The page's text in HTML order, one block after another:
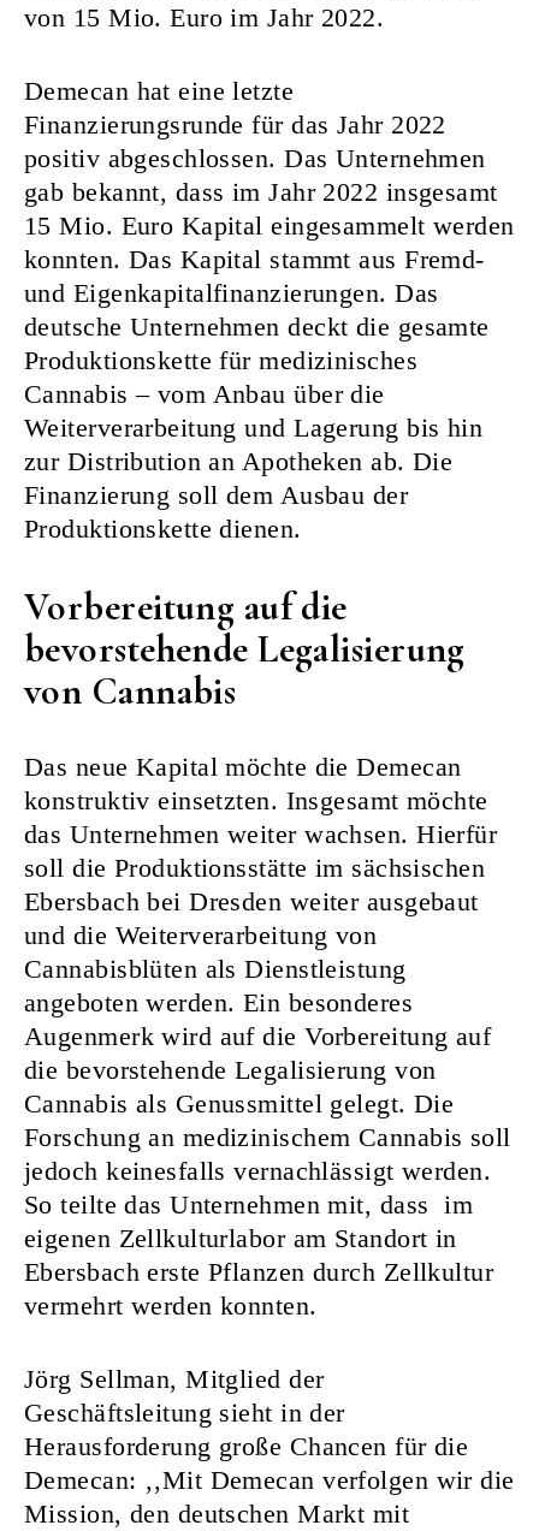
von 15 Mio. Euro im Jahr 2022.
Demecan hat eine letzte
Finanzierungsrunde für das Jahr 2022
positiv abgeschlossen. Das Unternehmen
gab bekannt, dass im Jahr 2022 insgesamt
15 Mio. Euro Kapital eingesammelt werden
konnten. Das Kapital stammt aus Fremd-
und Eigenkapitalfinanzierungen. Das
deutsche Unternehmen deckt die gesamte
Produktionskette für medizinisches
Cannabis – vom Anbau über die
Weiterverarbeitung und Lagerung bis hin
zur Distribution an Apotheken ab. Die
Finanzierung soll dem Ausbau der
Produktionskette dienen.
Vorbereitung auf die
bevorstehende Legalisierung
von Cannabis
Das neue Kapital möchte die Demecan
konstruktiv einsetzten. Insgesamt möchte
das Unternehmen weiter wachsen. Hierfür
soll die Produktionsstätte im sächsischen
Ebersbach bei Dresden weiter ausgebaut
und die Weiterverarbeitung von
Cannabisblüten als Dienstleistung
angeboten werden. Ein besonderes
Augenmerk wird auf die Vorbereitung auf
die bevorstehende Legalisierung von
Cannabis als Genussmittel gelegt. Die
Forschung an medizinischem Cannabis soll
jedoch keinesfalls vernachlässigt werden.
So teilte das Unternehmen mit, dass im
eigenen Zellkulturlabor am Standort in
Ebersbach erste Pflanzen durch Zellkultur
vermehrt werden konnten.
Jörg Sellman, Mitglied der
Geschäftsleitung sieht in der
Herausforderung große Chancen für die
Demecan: ‚‚Mit Demecan verfolgen wir die
Mission, den deutschen Markt mit